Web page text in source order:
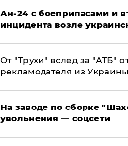
Ан-24 с боеприпасами и
инцидента возле
От "Трухи" вслед за "АТБ"
рекламодателя из Украины
На заводе по сборке
увольнения — соцсети